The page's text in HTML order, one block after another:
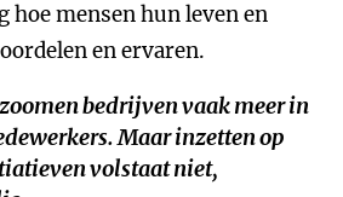
hoe mensen hun leven en
en ervaren.
bedrijven vaak meer in
Maar inzetten op
volstaat niet,